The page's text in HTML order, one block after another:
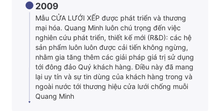
2009
Mẫu CỬA LƯỚI XẾP được phát triển và thương
mại hóa. Quang Minh luôn chú trọng đến việc
nghiên cứu phát triển, thiết kế mới (R&D): các hệ
sản phẩm luôn luôn được cải tiến không ngừng,
nhằm gia tăng thêm các giải pháp giá trị sử dụng
tới đông đảo Quý khách hàng. Điều này đã mang
lại uy tín và sự tin dùng của khách hàng trong và
ngoài nước tới thương hiệu cửa lưới chống muỗi
Quang Minh